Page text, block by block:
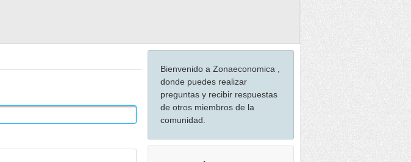
Bienvenido a Zonaeconomica ,
donde puedes realizar
preguntas y recibir respuestas
de otros miembros de la
comunidad.